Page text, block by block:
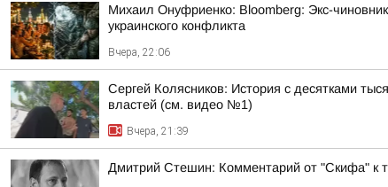
Михаил Онуфриенко: Bloomberg: Экс-
украинского конфликта
Вчера, 22:06
Сергей Колясников: История с десятками
властей (см. видео №1)
Вчера, 21:39
Дмитрий Стешин: Комментарий от "Скифа" к